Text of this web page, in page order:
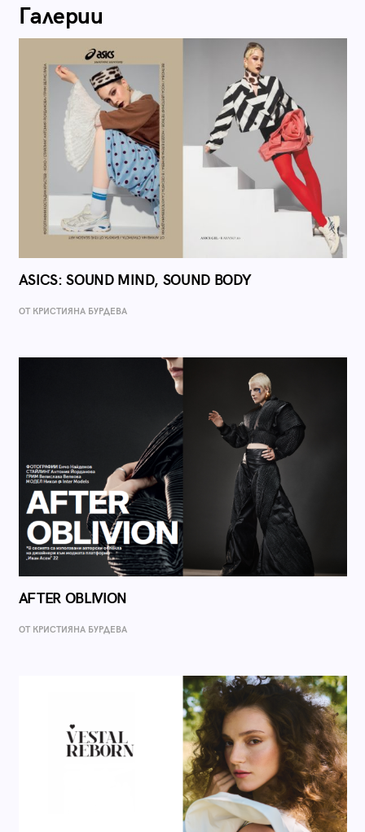
Галерии
ASICS: SOUND MIND, SOUND BODY
ОТ КРИСТИЯНА БУРДЕВА
AFTER OBLIVION
ОТ КРИСТИЯНА БУРДЕВА